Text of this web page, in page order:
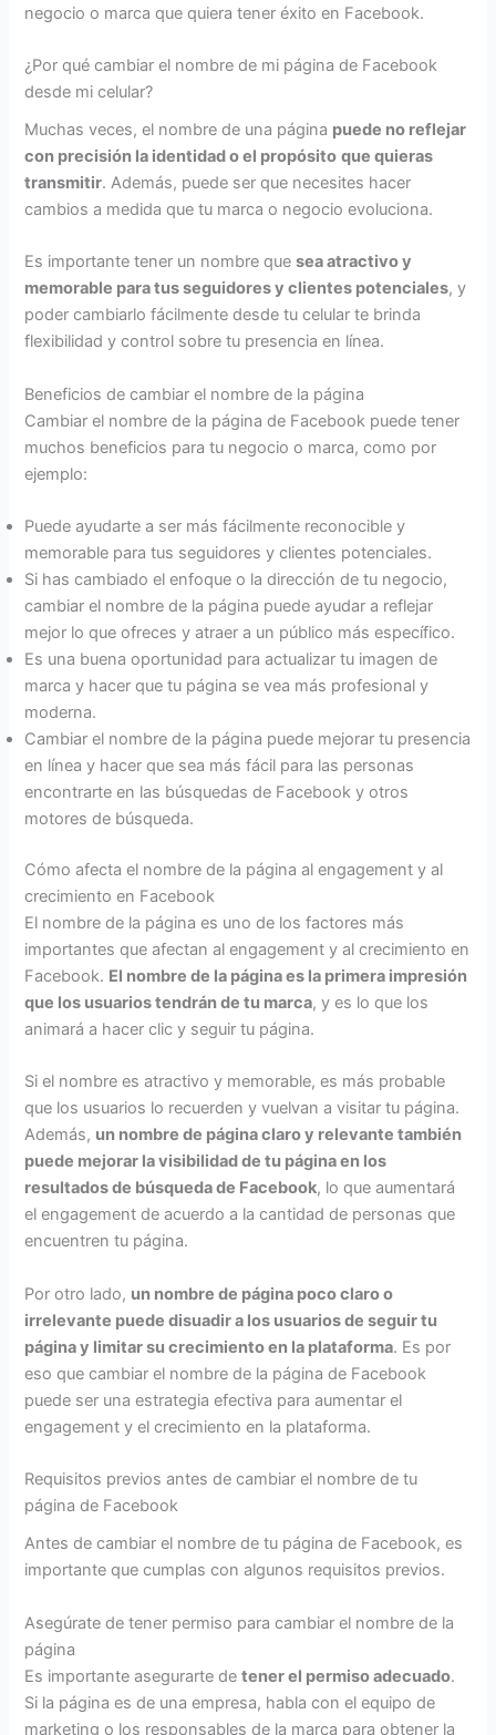
negocio o marca que quiera tener éxito en Facebook.
¿Por qué cambiar el nombre de mi página de Facebook
desde mi celular?
Muchas veces, el nombre de una página puede no reflejar
con precisión la identidad o el propósito que quieras
transmitir. Además, puede ser que necesites hacer
cambios a medida que tu marca o negocio evoluciona.
Es importante tener un nombre quesea atractivo y
memorable para tus seguidores y clientes potenciales, y
poder cambiarlo fácilmente desde tu celular te brinda
flexibilidad y control sobre tu presencia en línea.
Beneficios de cambiar el nombre de la página
Cambiar el nombre de la página de Facebook puede tener
muchos beneficios para tu negocio o marca, como por
ejemplo:
Puede ayudarte a ser más fácilmente reconocible y
memorable para tus seguidores y clientes potenciales.
Si has cambiado el enfoque o la dirección de tu negocio,
cambiar el nombre de la página puede ayudar a reflejar
mejor lo que ofreces y atraer a un público más específico.
Es una buena oportunidad para actualizar tu imagen de
marca y hacer que tu página se vea más profesional y
moderna.
Cambiar el nombre de la página puede mejorar tu presencia
en línea y hacer que sea más fácil para las personas
encontrarte en las búsquedas de Facebook y otros
motores de búsqueda.
Cómo afecta el nombre de la página al engagement y al
crecimiento en Facebook
El nombre de la página es uno de los factores más
importantes que afectan al engagement y al crecimiento en
Facebook. El nombre de la página es la primera impresión
que los usuarios tendrán de tu marca, y es lo que los
animará a hacer clic y seguir tu página.
Si el nombre es atractivo y memorable, es más probable
que los usuarios lo recuerden y vuelvan a visitar tu página.
Además, un nombre de página claro y relevante también
puede mejorar la visibilidad de tu página en los
resultados de búsqueda de Facebook, lo que aumentará
el engagement de acuerdo a la cantidad de personas que
encuentren tu página.
Por otro lado, un nombre de página poco claro o
irrelevante puede disuadir a los usuarios de seguir tu
página y limitar su crecimiento en la plataforma. Es por
eso que cambiar el nombre de la página de Facebook
puede ser una estrategia efectiva para aumentar el
engagement y el crecimiento en la plataforma.
Requisitos previos antes de cambiar el nombre de tu
página de Facebook
Antes de cambiar el nombre de tu página de Facebook, es
importante que cumplas con algunos requisitos previos.
Asegúrate de tener permiso para cambiar el nombre de la
página
Es importante asegurarte detener el permiso adecuado.
Si la página es de una empresa, habla con el equipo de
marketing o los responsables de la marca para obtener la